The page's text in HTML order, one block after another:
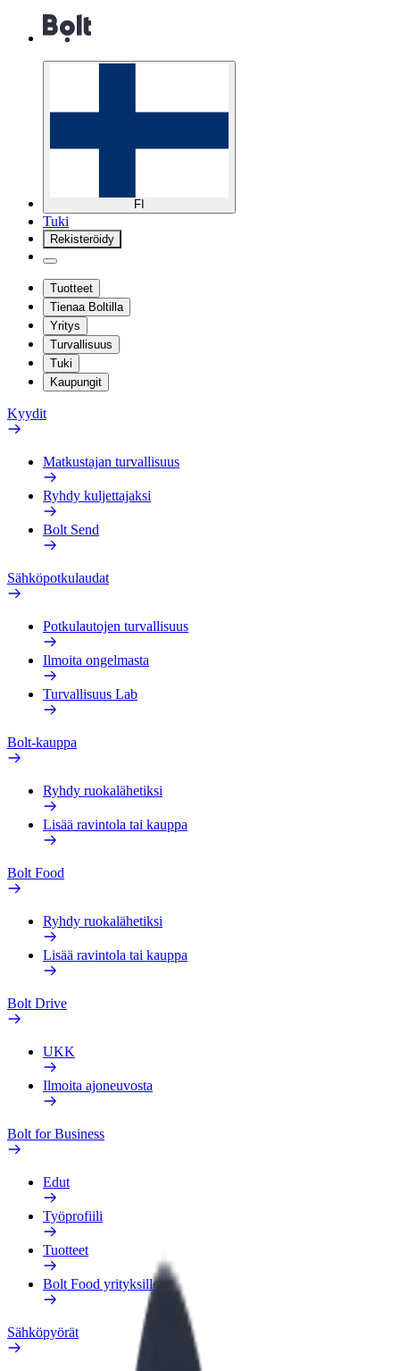
FI
Tuki
Rekisteröidy
Tuotteet
Tienaa Boltilla
Yritys
Turvallisuus
Tuki
Kaupungit
Kyydit
Matkustajan turvallisuus
Ryhdy kuljettajaksi
Bolt Send
Sähköpotkulaudat
Potkulautojen turvallisuus
Ilmoita ongelmasta
Turvallisuus Lab
Bolt-kauppa
Ryhdy ruokalähetiksi
Lisää ravintola tai kauppa
Bolt Food
Ryhdy ruokalähetiksi
Lisää ravintola tai kauppa
Bolt Drive
UKK
Ilmoita ajoneuvosta
Bolt for Business
Edut
Työprofiili
Tuotteet
Bolt Food yrityksille
Sähköpyörät